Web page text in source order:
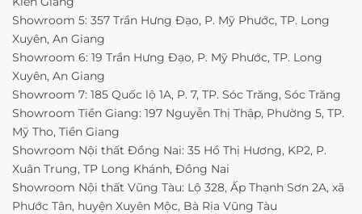
Showroom 5: 357 Trần Hưng Đạo, P. Mỹ Phước, TP. Long
Xuyên, An Giang
Showroom 6: 19 Trần Hưng Đạo, P. Mỹ Phước, TP. Long
Xuyên, An Giang
Showroom 7: 185 Quốc lộ 1A, P. 7, TP. Sóc Trăng, Sóc Trăng
Showroom Tiền Giang: 197 Nguyễn Thị Thập, Phường 5, TP.
Mỹ Tho, Tiền Giang
Showroom Nội thất Đồng Nai: 35 Hồ Thị Hương, KP2, P.
Xuân Trung, TP Long Khánh, Đồng Nai
Showroom Nội thất Vũng Tàu: Lộ 328, Ấp Thạnh Sơn 2A, xã
Phước Tân, huyện Xuyên Mộc, Bà Rịa Vũng Tàu